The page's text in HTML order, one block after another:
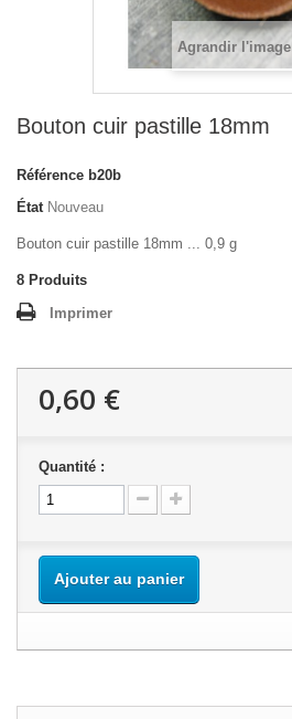
Agrandir l'image
Bouton cuir pastille 18mm
Référence b20b
État Nouveau
Bouton cuir pastille 18mm ... 0,9 g
8 Produits
Imprimer
0,60 €
Quantité :
Ajouter au panier